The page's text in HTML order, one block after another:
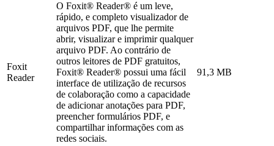
Foxit
Reader
O Foxit® Reader® é um leve,
rápido, e completo visualizador de
arquivos PDF, que lhe permite
abrir, visualizar e imprimir qualquer
arquivo PDF. Ao contrário de
outros leitores de PDF gratuitos,
Foxit® Reader® possui uma fácil
interface de utilização de recursos
de colaboração como a capacidade
de adicionar anotações para PDF,
preencher formulários PDF, e
compartilhar informações com as
redes sociais.
91,3 MB